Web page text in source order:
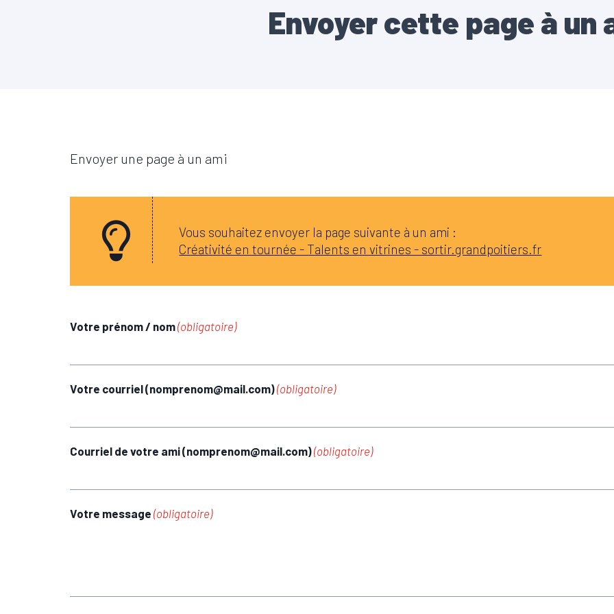
Envoyer cette page à un
Envoyer une page à un ami
Vous souhaitez envoyer la page suivante à un ami :
Créativité en tournée - Talents en vitrines - sortir.grandpoitiers.fr
Votre prénom / nom(obligatoire)
Votre courriel (nomprenom@mail.com)(obligatoire)
Courriel de votre ami (nomprenom@mail.com)(obligatoire)
Votre message (obligatoire)